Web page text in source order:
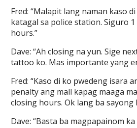
Fred: “Malapit lang naman kaso
katagal sa police station. Siguro
hours.”
Dave: “Ah closing na yun. Sige
tattoo ko. Mas importante yang
Fred: “Kaso di ko pwedeng isara
penalty ang mall kapag maaga
closing hours. Ok lang ba sayong
Dave: “Basta ba magpapainom